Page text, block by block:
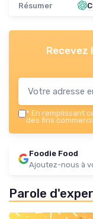
Résumer
Recevez
* En remplissant
des fins
Foodie Food
Ajoutez-nous à
Parole